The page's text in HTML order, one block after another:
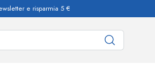
e risparmia 5 €